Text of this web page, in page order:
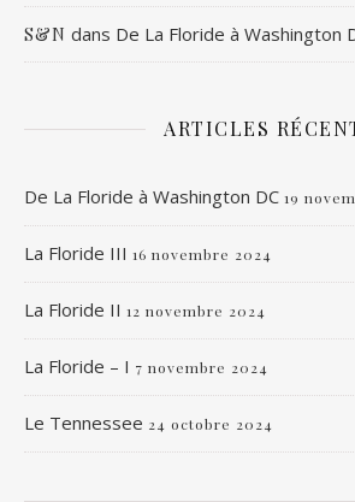
S&N dans De La Floride à Washington
ARTICLES
De La Floride à Washington DC 19
La Floride III 16 novembre 2024
La Floride II 12 novembre 2024
La Floride – I 7 novembre 2024
Le Tennessee 24 octobre 2024